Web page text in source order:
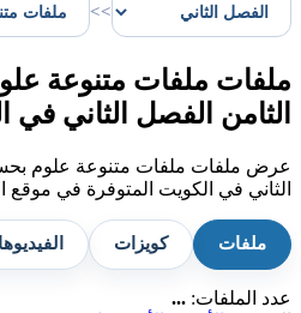
>>
ملفات ملفات متنوعة
الثامن الفصل الثاني في
عرض ملفات ملفات متنوعة علوم
الثاني في الكويت المتوفرة في موقع
ملفات كويزات
عدد الملفات: ...